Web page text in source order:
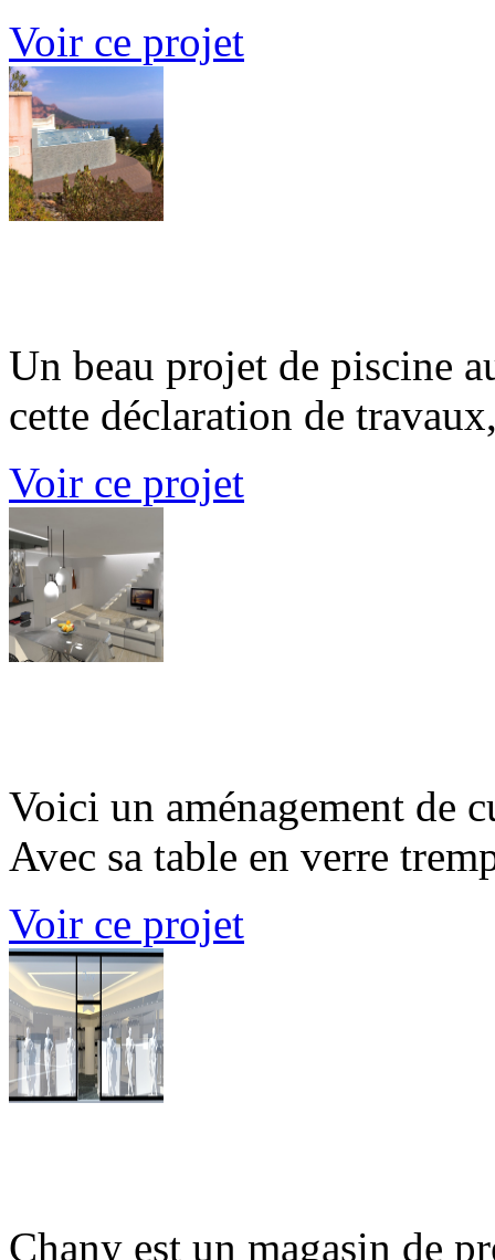
Voir ce projet
Un beau projet de piscine
cette déclaration de
Voir ce projet
Voici un aménagement de
Avec sa table en verre
Voir ce projet
Chany est un magasin de